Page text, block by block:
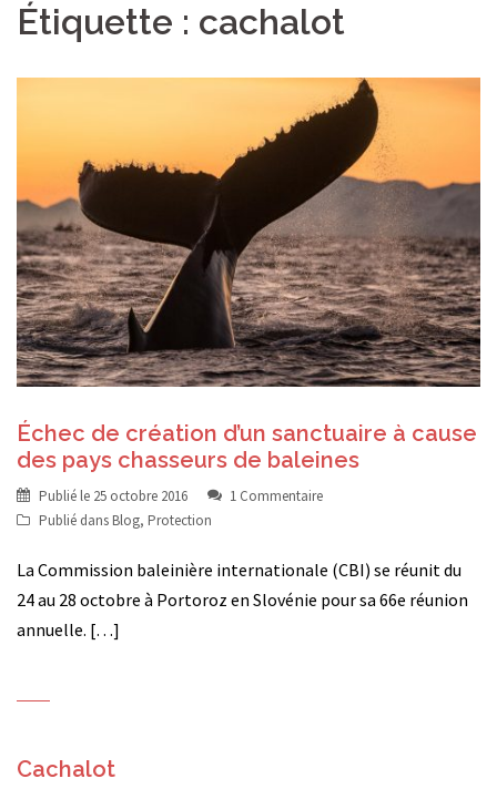
Étiquette : cachalot
Échec de création d’un sanctuaire à cause
des pays chasseurs de baleines
Publié le 25 octobre 2016
1 Commentaire
Publié dans Blog, Protection
La Commission baleinière internationale (CBI) se réunit du
24 au 28 octobre à Portoroz en Slovénie pour sa 66e réunion
annuelle. […]
Cachalot